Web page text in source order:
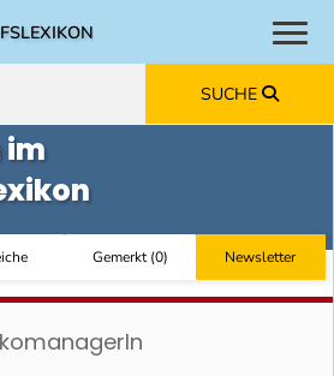
SUCHE
im
Gemerkt(0) Newsletter